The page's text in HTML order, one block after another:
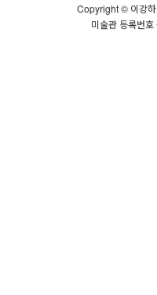
Copyright © 이강
미술관 등록번